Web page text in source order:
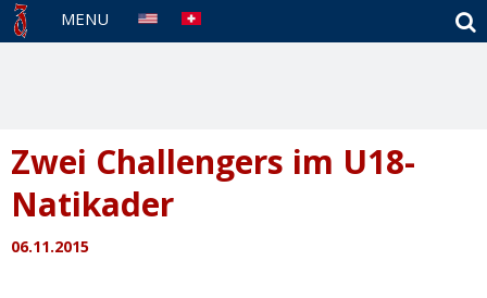
MENU
Zwei Challengers im U18-
Natikader
06.11.2015